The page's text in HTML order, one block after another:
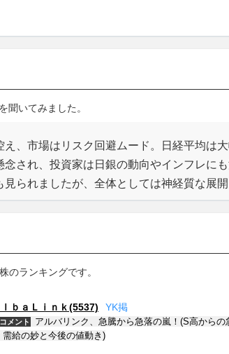
聞いてみました。
、市場はリスク回避ムード。日経平均は
念され、投資家は日銀の動向やインフレに
られましたが、全体としては神経質な展開
のランキングです。
ｌｂａＬｉｎｋ(5537) YK掲
メント
アルバリンク、急騰から急落の嵐！(S高から
需給の妙と今後の値動き)